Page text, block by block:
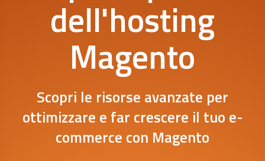
dell'hosting
Magento
Scopri le risorse avanzate per
ottimizzare e far crescere il tuo e-
commerce con Magento